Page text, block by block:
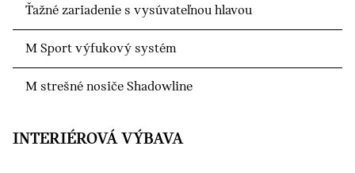
Ťažné zariadenie s vysúvateľnou hlavou
M Sport výfukový systém
M strešné nosiče Shadowline
INTERIÉROVÁ VÝBAVA